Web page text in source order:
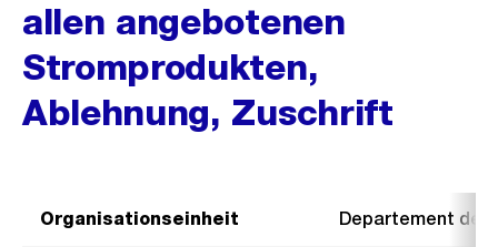
allen angebotenen
Stromprodukten,
Ablehnung, Zuschrift
Organisationseinheit Departement der